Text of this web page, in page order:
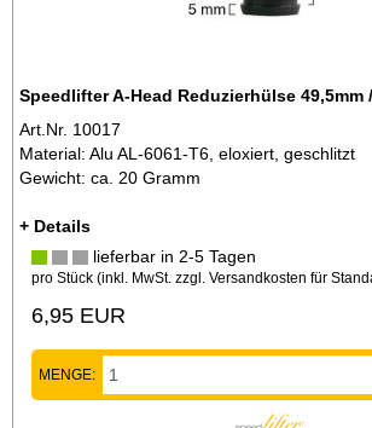
Speedlifter A-Head Reduzierhülse 49,5mm
Art.Nr. 10017
Material: Alu AL-6061-T6, eloxiert, geschlitzt
Gewicht: ca. 20 Gramm
+ Details
lieferbar in 2-5 Tagen
pro Stück (inkl. MwSt. zzgl. Versandkosten für
6,95 EUR
MENGE: